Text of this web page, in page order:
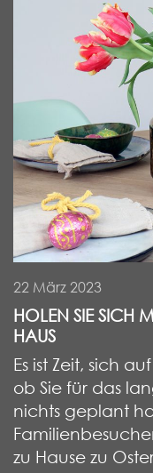
22 März 2023
HOLEN SIE SICH
HAUS
Es ist Zeit, sich
ob Sie für das
nichts geplant
zu Hause zu